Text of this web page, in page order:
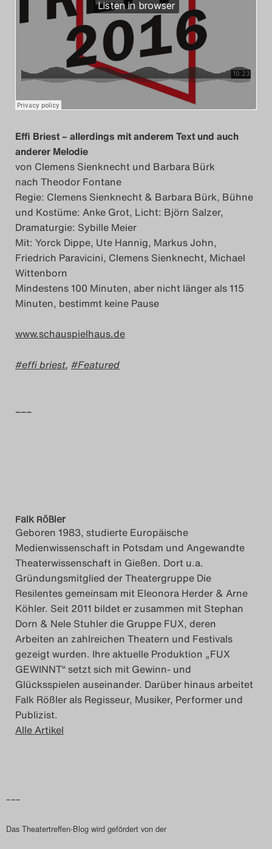
Effi Briest – allerdings mit anderem Text und auch
anderer Melodie
von Clemens Sienknecht und Barbara Bürk
nach Theodor Fontane
Regie: Clemens Sienknecht & Barbara Bürk, Bühne
und Kostüme: Anke Grot, Licht: Björn Salzer,
Dramaturgie: Sybille Meier
Mit: Yorck Dippe, Ute Hannig, Markus John,
Friedrich Paravicini, Clemens Sienknecht, Michael
Wittenborn
Mindestens 100 Minuten, aber nicht länger als 115
Minuten, bestimmt keine Pause
www.schauspielhaus.de
effi briest, Featured
–––
Falk Rößler
Geboren 1983, studierte Europäische
Medienwissenschaft in Potsdam und Angewandte
Theaterwissenschaft in Gießen. Dort u.a.
Gründungsmitglied der Theatergruppe Die
Resilentes gemeinsam mit Eleonora Herder & Arne
Köhler. Seit 2011 bildet er zusammen mit Stephan
Dorn & Nele Stuhler die Gruppe FUX, deren
Arbeiten an zahlreichen Theatern und Festivals
gezeigt wurden. Ihre aktuelle Produktion „FUX
GEWINNT“ setzt sich mit Gewinn- und
Glücksspielen auseinander. Darüber hinaus arbeitet
Falk Rößler als Regisseur, Musiker, Performer und
Publizist.
Alle Artikel
–––
Das Theatertreffen-Blog wird gefördert von der